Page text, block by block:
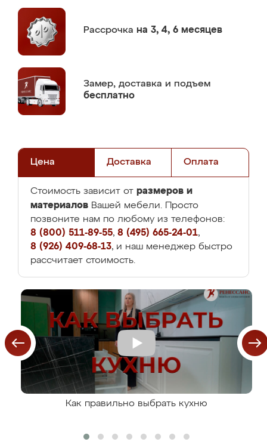
Рассрочка на 3, 4, 6 месяцев
Замер, доставка и подъем
бесплатно
Цена Доставка Оплата
Стоимость зависит от размеров и
материалов Вашей мебели. Просто
позвоните нам по любому из телефонов:
8 (800) 511-89-55, 8 (495) 665-24-01,
8 (926) 409-68-13, и наш менеджер быстро
рассчитает стоимость.
Как правильно выбрать кухню